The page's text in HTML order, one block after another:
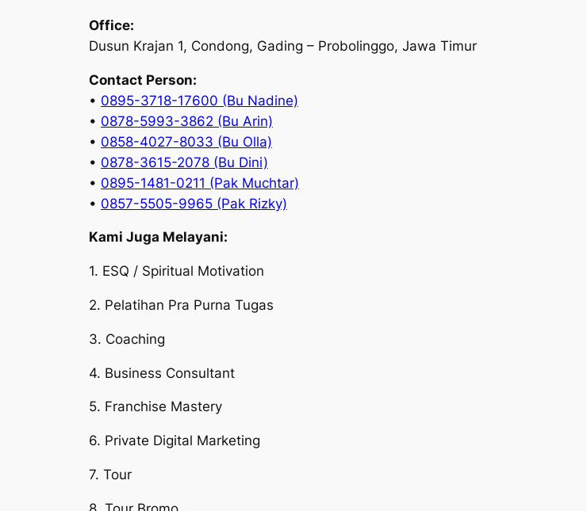
Office:
Dusun Krajan 1, Condong, Gading – Probolinggo, Jawa Timur
Contact Person:
• 0895-3718-17600 (Bu Nadine)
• 0878-5993-3862 (Bu Arin)
• 0858-4027-8033 (Bu Olla)
• 0878-3615-2078 (Bu Dini)
• 0895-1481-0211 (Pak Muchtar)
• 0857-5505-9965 (Pak Rizky)
Kami Juga Melayani:
1. ESQ / Spiritual Motivation
2. Pelatihan Pra Purna Tugas
3. Coaching
4. Business Consultant
5. Franchise Mastery
6. Private Digital Marketing
7. Tour